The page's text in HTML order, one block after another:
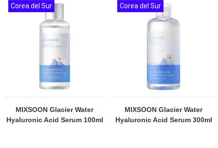
MIXSOON Glacier Water
Hyaluronic Acid Serum 100ml
Corea del Sur
MIXSOON Glacier Water
Hyaluronic Acid Serum 300ml
Corea del Sur